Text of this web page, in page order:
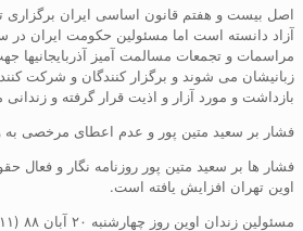
اصل بیست و هفتم قانون اساسی ایران برگزاری
آزاد دانسته است اما مسئولین حکومت ایران در
مراسمات و تجمعات مسالمت آمیز آذربایجانیها
زبانیشان می شوند و برگزار کنندگان و شرکت
بازداشت و مورد آزار و اذیت قرار گرفته و
فشار بر سعید متین پور و عدم اعطای مرخصی
فشار ها بر سعید متین پور روزنامه نگار و فعال
اوین تهران افزایش یافته است.